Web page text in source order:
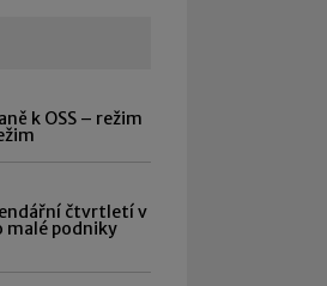
k OSS – režim
čtvrtletí v
malé podniky